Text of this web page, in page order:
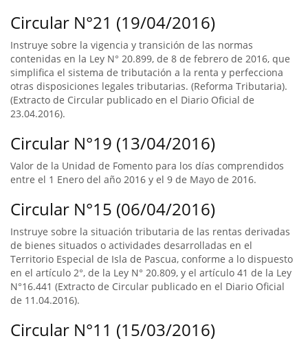
Circular N°21 (19/04/2016)
Instruye sobre la vigencia y transición de las normas
contenidas en la Ley N° 20.899, de 8 de febrero de 2016, que
simplifica el sistema de tributación a la renta y perfecciona
otras disposiciones legales tributarias. (Reforma Tributaria).
(Extracto de Circular publicado en el Diario Oficial de
23.04.2016).
Circular N°19 (13/04/2016)
Valor de la Unidad de Fomento para los días comprendidos
entre el 1 Enero del año 2016 y el 9 de Mayo de 2016.
Circular N°15 (06/04/2016)
Instruye sobre la situación tributaria de las rentas derivadas
de bienes situados o actividades desarrolladas en el
Territorio Especial de Isla de Pascua, conforme a lo dispuesto
en el artículo 2°, de la Ley N° 20.809, y el artículo 41 de la Ley
N°16.441 (Extracto de Circular publicado en el Diario Oficial
de 11.04.2016).
Circular N°11 (15/03/2016)